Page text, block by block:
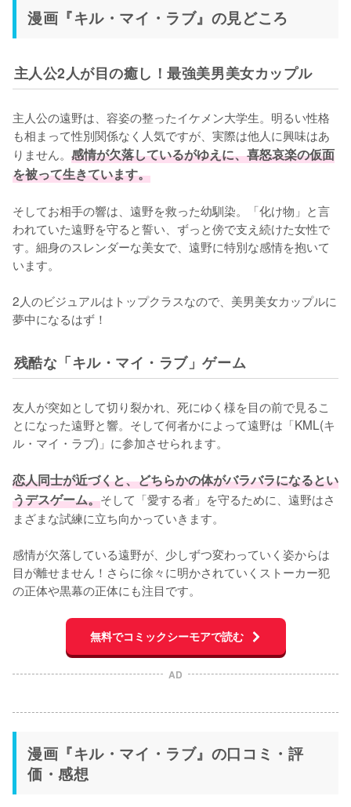
漫画『キル・マイ・ラブ』の見どころ
主人公2人が目の癒し！最強美男美女カップル
主人公の遠野は、容姿の整ったイケメン大学生。明るい性格
も相まって性別関係なく人気ですが、実際は他人に興味はあ
りません。 感情が欠落しているがゆえに、喜怒哀楽の仮面
を被って生きています。
そしてお相手の響は、遠野を救った幼馴染。「化け物」と言
われていた遠野を守ると誓い、ずっと傍で支え続けた女性で
す。細身のスレンダーな美女で、遠野に特別な感情を抱いて
います。
2人のビジュアルはトップクラスなので、美男美女カップルに
夢中になるはず！
残酷な「キル・マイ・ラブ」ゲーム
友人が突如として切り裂かれ、死にゆく様を目の前で見るこ
とになった遠野と響。そして何者かによって遠野は「KML(キ
ル・マイ・ラブ)」に参加させられます。
恋人同士が近づくと、どちらかの体がバラバラになるとい
うデスゲーム。そして「愛する者」を守るために、遠野はさ
まざまな試練に立ち向かっていきます。
感情が欠落している遠野が、少しずつ変わっていく姿からは
目が離せません！さらに徐々に明かされていくストーカー犯
の正体や黒幕の正体にも注目です。
無料でコミックシーモアで読む
AD
漫画『キル・マイ・ラブ』の口コミ・評
価・感想